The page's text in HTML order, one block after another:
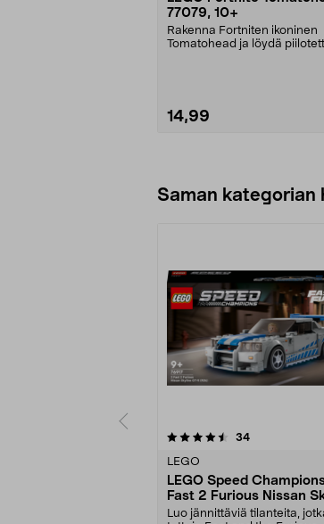
77079, 10+
Rakenna Fortniten ikoninen
Tomatohead ja löydä
14,99
Saman
34arvostelut
LEGO
LEGO Speed
Fast 2 Furious Nissan
GT-R (R34) 76917, yli 9-
Luo jännittäviä tilanteita,
5.0 viidestä